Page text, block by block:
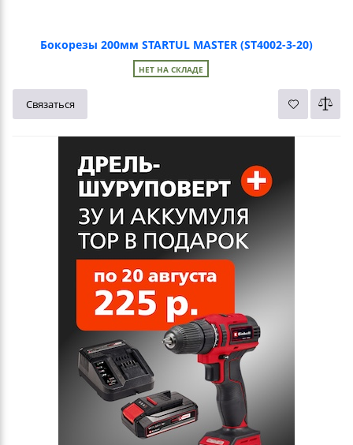
Бокорезы 200мм STARTUL MASTER (ST4002-3-20)
НЕТ НА СКЛАДЕ
Связаться